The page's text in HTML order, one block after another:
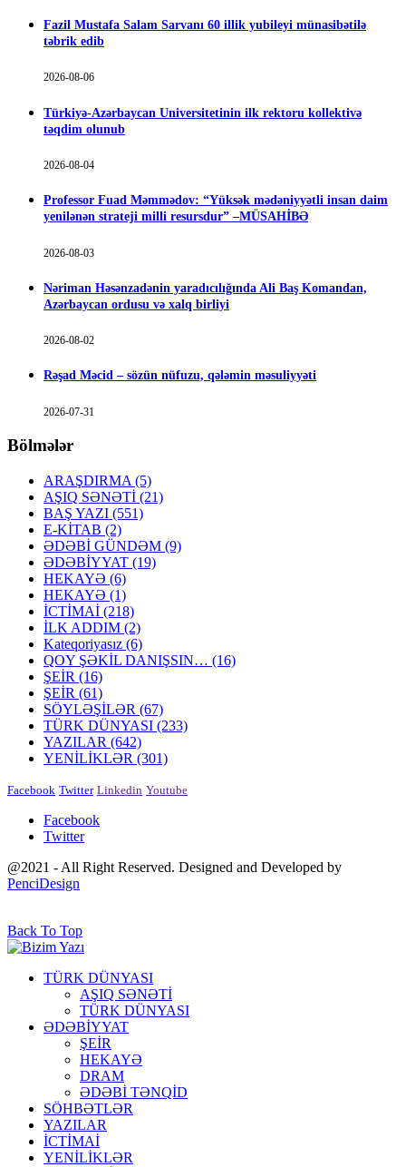
Fazil Mustafa Salam Sarvanı 60 illik yubileyi münasibətilə
təbrik edib
2026-08-06
Türkiyə-Azərbaycan Universitetinin ilk rektoru kollektivə
təqdim olunub
2026-08-04
Professor Fuad Məmmədov: “Yüksək mədəniyyətli insan daim
yenilənən strateji milli resursdur” –MÜSAHİBƏ
2026-08-03
Nəriman Həsənzadənin yaradıcılığında Ali Baş Komandan,
Azərbaycan ordusu və xalq birliyi
2026-08-02
Rəşad Məcid – sözün nüfuzu, qələmin məsuliyyəti
2026-07-31
Bölmələr
ARAŞDIRMA (5)
AŞIQ SƏNƏTİ (21)
BAŞ YAZI (551)
E-KİTAB (2)
ƏDƏBİ GÜNDƏM (9)
ƏDƏBİYYAT (19)
HEKAYƏ (6)
HEKAYƏ (1)
İCTİMAİ (218)
İLK ADDIM (2)
Kateqoriyasız (6)
QOY ŞƏKİL DANIŞSIN… (16)
ŞEİR (16)
ŞEİR (61)
SÖYLƏŞİLƏR (67)
TÜRK DÜNYASI (233)
YAZILAR (642)
YENİLİKLƏR (301)
Facebook Twitter Linkedin Youtube
Facebook
Twitter
@2021 - All Right Reserved. Designed and Developed by
PenciDesign
Back To Top
TÜRK DÜNYASI
AŞIQ SƏNƏTİ
TÜRK DÜNYASI
ƏDƏBİYYAT
ŞEİR
HEKAYƏ
DRAM
ƏDƏBİ TƏNQİD
SÖHBƏTLƏR
YAZILAR
İCTİMAİ
YENİLİKLƏR